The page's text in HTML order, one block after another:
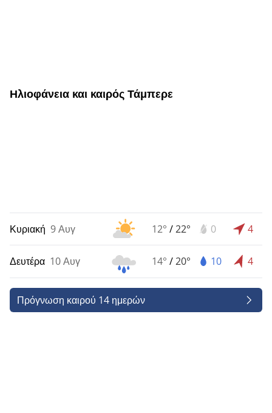
Ηλιοφάνεια και καιρός Τάμπερε
Κυριακή 9 Αυγ 12° /22° 0 4
Δευτέρα 10 Αυγ 14° /20° 10 4
Πρόγνωση καιρού 14 ημερών